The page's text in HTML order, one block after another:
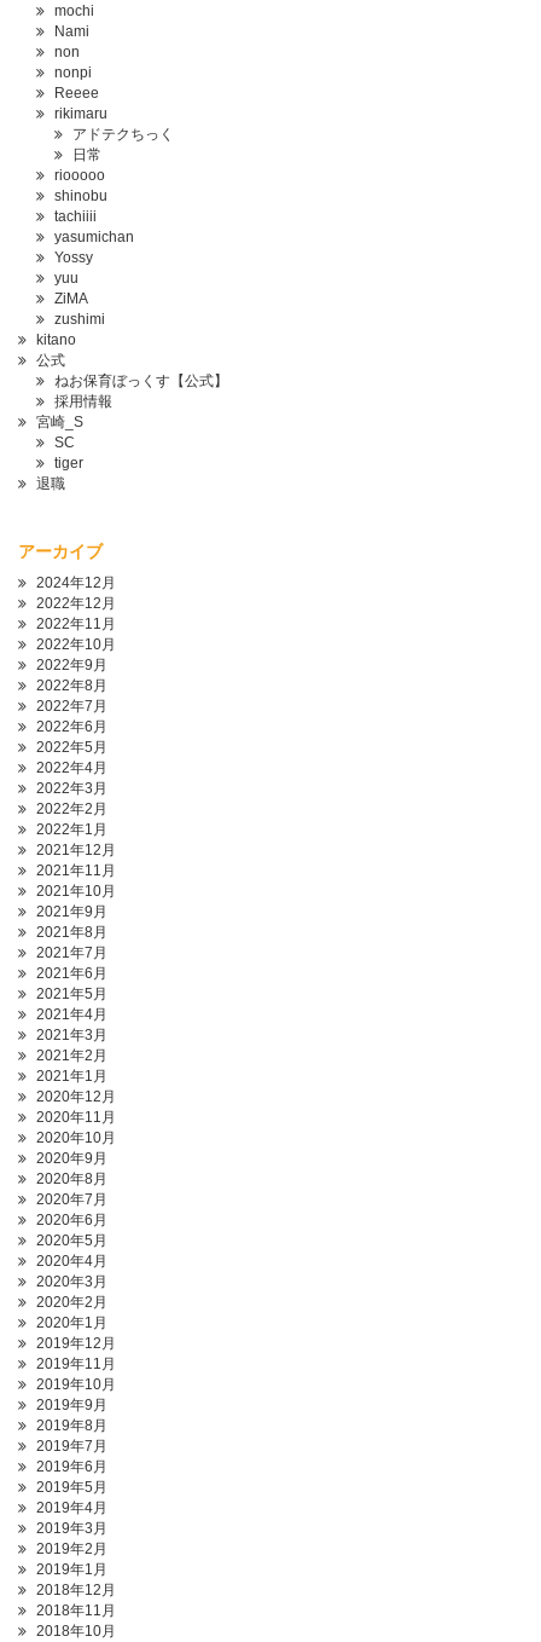
mochi
Nami
non
nonpi
Reeee
rikimaru
アドテクちっく
日常
riooooo
shinobu
tachiiii
yasumichan
Yossy
yuu
ZiMA
zushimi
kitano
公式
ねお保育ぼっくす【公式】
採用情報
宮崎_S
SC
tiger
退職
アーカイブ
2024年12月
2022年12月
2022年11月
2022年10月
2022年9月
2022年8月
2022年7月
2022年6月
2022年5月
2022年4月
2022年3月
2022年2月
2022年1月
2021年12月
2021年11月
2021年10月
2021年9月
2021年8月
2021年7月
2021年6月
2021年5月
2021年4月
2021年3月
2021年2月
2021年1月
2020年12月
2020年11月
2020年10月
2020年9月
2020年8月
2020年7月
2020年6月
2020年5月
2020年4月
2020年3月
2020年2月
2020年1月
2019年12月
2019年11月
2019年10月
2019年9月
2019年8月
2019年7月
2019年6月
2019年5月
2019年4月
2019年3月
2019年2月
2019年1月
2018年12月
2018年11月
2018年10月